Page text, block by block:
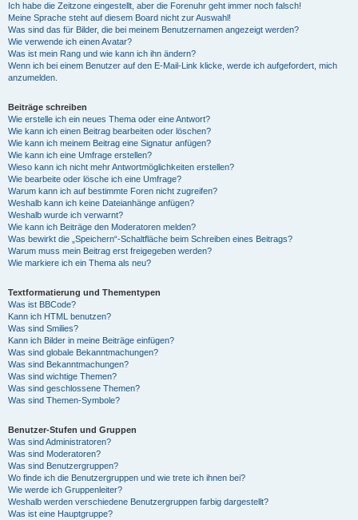
Ich habe die Zeitzone eingestellt, aber die Forenuhr geht immer noch falsch!
Meine Sprache steht auf diesem Board nicht zur Auswahl!
Was sind das für Bilder, die bei meinem Benutzernamen angezeigt werden?
Wie verwende ich einen Avatar?
Was ist mein Rang und wie kann ich ihn ändern?
Wenn ich bei einem Benutzer auf den E-Mail-Link klicke, werde ich aufgefordert, mich
anzumelden.
Beiträge schreiben
Wie erstelle ich ein neues Thema oder eine Antwort?
Wie kann ich einen Beitrag bearbeiten oder löschen?
Wie kann ich meinem Beitrag eine Signatur anfügen?
Wie kann ich eine Umfrage erstellen?
Wieso kann ich nicht mehr Antwortmöglichkeiten erstellen?
Wie bearbeite oder lösche ich eine Umfrage?
Warum kann ich auf bestimmte Foren nicht zugreifen?
Weshalb kann ich keine Dateianhänge anfügen?
Weshalb wurde ich verwarnt?
Wie kann ich Beiträge den Moderatoren melden?
Was bewirkt die „Speichern“-Schaltfläche beim Schreiben eines Beitrags?
Warum muss mein Beitrag erst freigegeben werden?
Wie markiere ich ein Thema als neu?
Textformatierung und Thementypen
Was ist BBCode?
Kann ich HTML benutzen?
Was sind Smilies?
Kann ich Bilder in meine Beiträge einfügen?
Was sind globale Bekanntmachungen?
Was sind Bekanntmachungen?
Was sind wichtige Themen?
Was sind geschlossene Themen?
Was sind Themen-Symbole?
Benutzer-Stufen und Gruppen
Was sind Administratoren?
Was sind Moderatoren?
Was sind Benutzergruppen?
Wo finde ich die Benutzergruppen und wie trete ich ihnen bei?
Wie werde ich Gruppenleiter?
Weshalb werden verschiedene Benutzergruppen farbig dargestellt?
Was ist eine Hauptgruppe?